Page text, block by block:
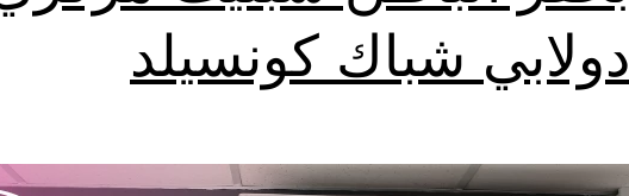
دولابي شباك كونسيلد